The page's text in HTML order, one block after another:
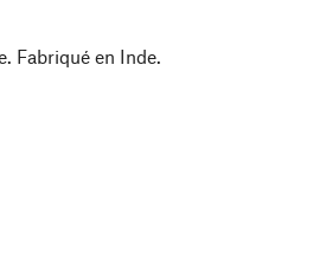
Fabriqué en Inde.